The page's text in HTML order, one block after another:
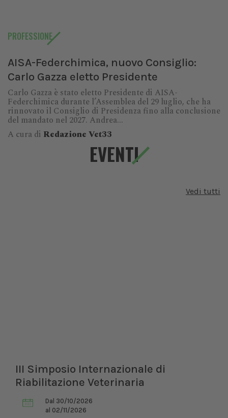
PROFESSIONE
AISA-Federchimica, nuovo Consiglio:
Carlo Gazza eletto Presidente
Carlo Gazza è stato eletto Presidente di AISA-
Federchimica durante l’Assemblea del 29 luglio, che ha
rinnovato il Consiglio di Presidenza fino alla conclusione
del mandato nel 2027. Andrea...
A cura di Redazione Vet33
EVENTI
Vedi tutti
III Simposio Internazionale di
Riabilitazione Veterinaria
Dal 30/10/2026
al 02/11/2026